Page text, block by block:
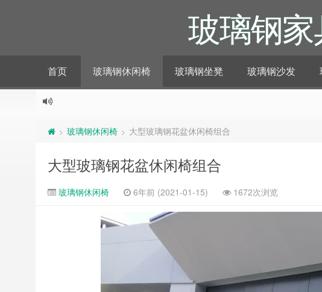
玻璃钢家
首页 玻璃钢休闲椅 玻璃钢坐凳 玻璃钢沙发
> 玻璃钢休闲椅 > 大型玻璃钢花盆休闲椅组合
大型玻璃钢花盆休闲椅组合
玻璃钢休闲椅 6年前 (2021-01-15) 1672次浏览